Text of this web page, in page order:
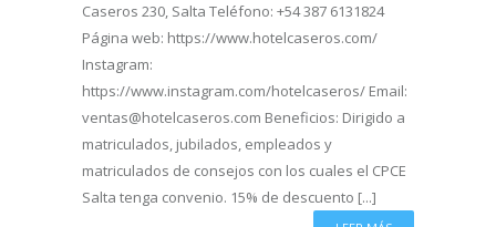
Caseros 230, Salta Teléfono: +54 387 6131824
Página web: https://www.hotelcaseros.com/
Instagram:
https://www.instagram.com/hotelcaseros/ Email:
ventas@hotelcaseros.com Beneficios: Dirigido a
matriculados, jubilados, empleados y
matriculados de consejos con los cuales el CPCE
Salta tenga convenio. 15% de descuento [...]